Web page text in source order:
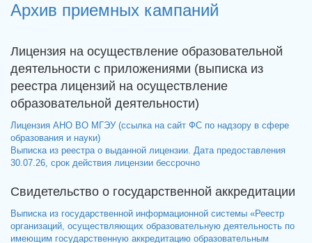
Архив приемных кампаний
Лицензия на осуществление образовательной
деятельности с приложениями (выписка из
реестра лицензий на осуществление
образовательной деятельности)
Лицензия АНО ВО МГЭУ (ссылка на сайт ФС по надзору в сфере
образования и науки)
Выписка из реестра о выданной лицензии. Дата предоставления
30.07.26, срок действия лицензии бессрочно
Свидетельство о государственной аккредитации
Выписка из государственной информационной системы «Реестр
организаций, осуществляющих образовательную деятельность по
имеющим государственную аккредитацию образовательным